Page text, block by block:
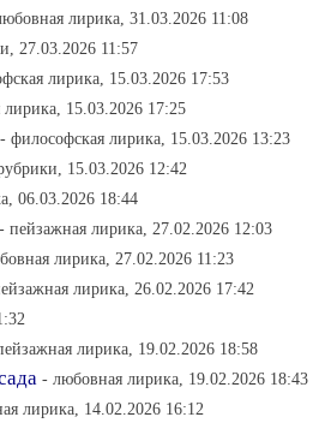
лирика, 31.03.2026 11:08
27.03.2026 11:57
лирика, 15.03.2026 17:53
15.03.2026 17:25
- философская лирика, 15.03.2026 13:23
15.03.2026 12:42
06.03.2026 18:44
- пейзажная лирика, 27.02.2026 12:03
лирика, 27.02.2026 11:23
лирика, 26.02.2026 17:42
лирика, 19.02.2026 18:58
- любовная лирика, 19.02.2026 18:43
лирика, 14.02.2026 16:12